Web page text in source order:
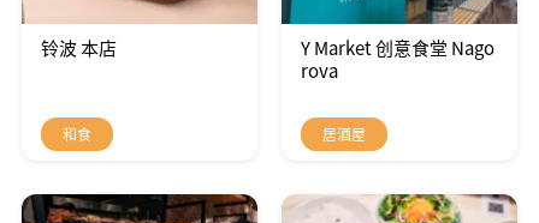
铃波 本店
和食
Y Market 创意食堂 Nago
rova
居酒屋